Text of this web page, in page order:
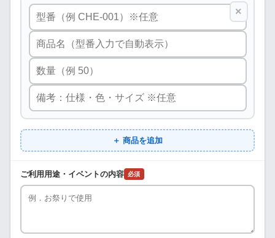
×
＋ 商品を追加
ご利用用途・イベントの内容 必須